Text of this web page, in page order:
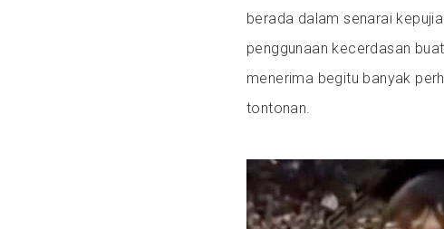
berada dalam senarai
penggunaan kecerdasan
menerima begitu banyak
tontonan.